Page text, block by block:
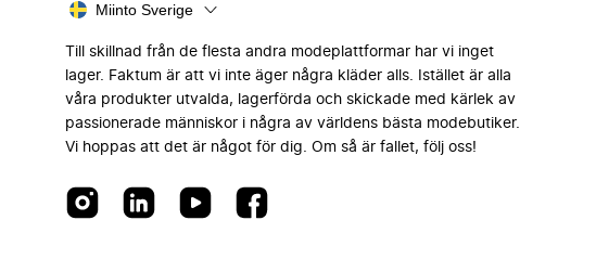
Miinto Sverige
Till skillnad från de flesta andra modeplattformar har vi inget
lager. Faktum är att vi inte äger några kläder alls. Istället är alla
våra produkter utvalda, lagerförda och skickade med kärlek av
passionerade människor i några av världens bästa modebutiker.
Vi hoppas att det är något för dig. Om så är fallet, följ oss!